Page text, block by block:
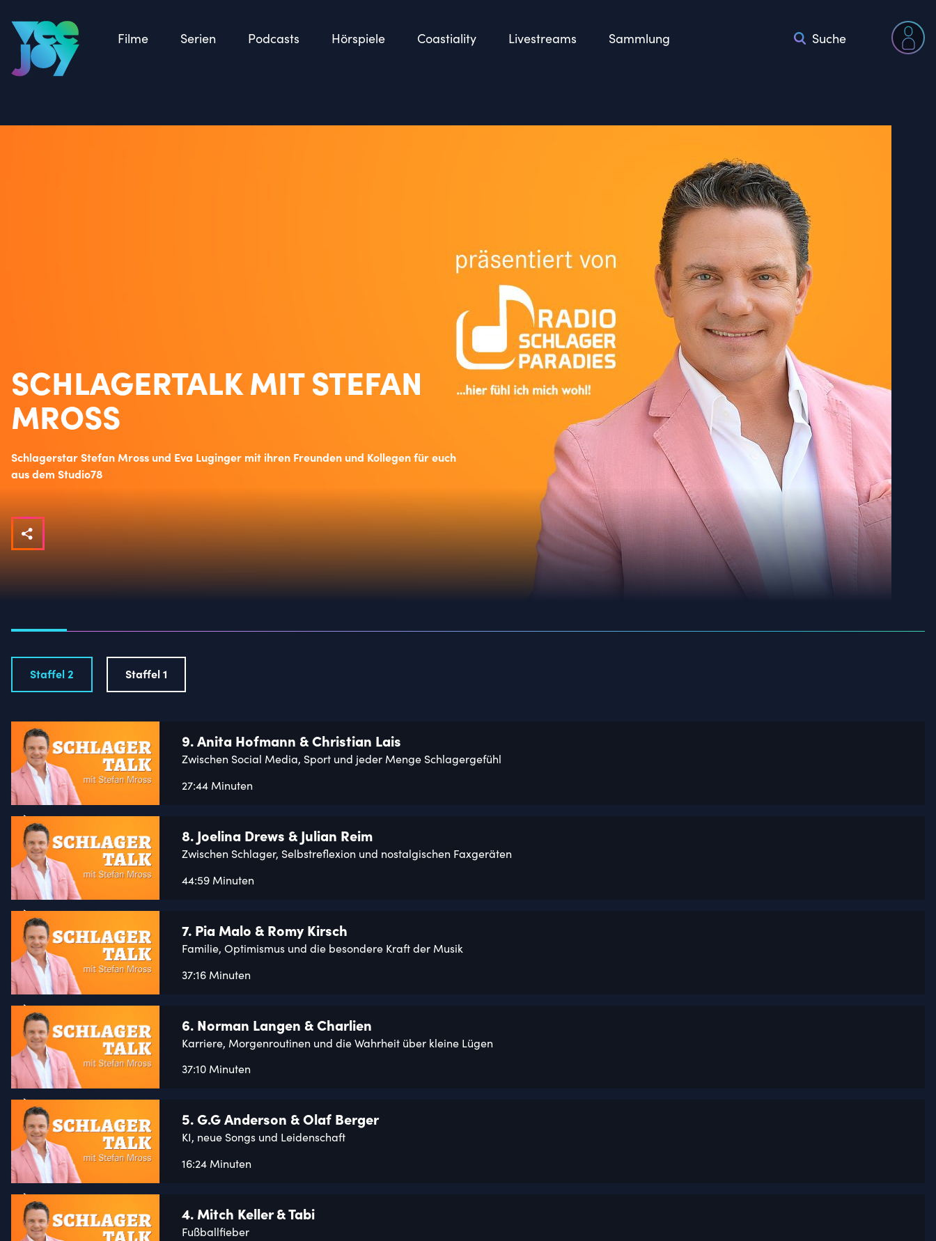
Filme Serien Podcasts Hörspiele Coastiality Livestreams Sammlung Suche
SCHLAGERTALK MIT STEFAN
MROSS
Schlagerstar Stefan Mross und Eva Luginger mit ihren Freunden und Kollegen für euch
aus dem Studio78
Staffel 2 Staffel 1
9. Anita Hofmann & Christian Lais
Zwischen Social Media, Sport und jeder Menge Schlagergefühl
27:44 Minuten
8. Joelina Drews & Julian Reim
Zwischen Schlager, Selbstreflexion und nostalgischen Faxgeräten
44:59 Minuten
7. Pia Malo & Romy Kirsch
Familie, Optimismus und die besondere Kraft der Musik
37:16 Minuten
6. Norman Langen & Charlien
Karriere, Morgenroutinen und die Wahrheit über kleine Lügen
37:10 Minuten
5. G.G Anderson & Olaf Berger
KI, neue Songs und Leidenschaft
16:24 Minuten
4. Mitch Keller & Tabi
Fußballfieber
Zurück